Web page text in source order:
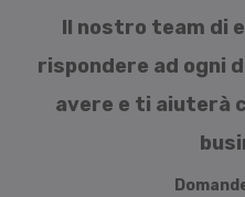
Il nostro team di
rispondere ad ogni
avere e ti aiuterà